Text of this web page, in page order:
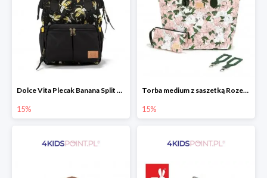
Dolce Vita Plecak Banana Split Black La Millou
15%
Torba medium z saszetką Rozenek Lady Peony Premium Zip La Millou
15%